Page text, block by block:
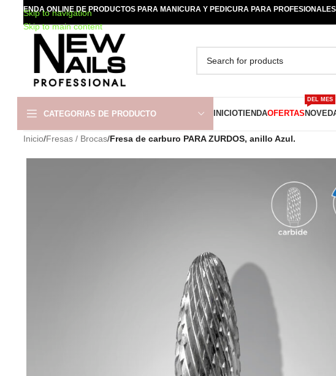
Skip to navigation
Skip to main content
TIENDA ONLINE DE PRODUCTOS PARA MANICURA Y PEDICURA PARA PROFESIONALES
CATEGORIAS DE PRODUCTO INICIOTIENDAOFERTAS
DEL MES
Inicio/Fresas / Brocas/Fresa de carburo PARA ZURDOS, anillo Azul.